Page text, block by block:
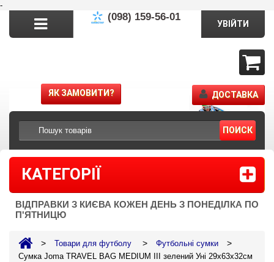
-
(098) 159-56-01
ПОИСК
УВІЙТИ
ЯК ЗАМОВИТИ? ДОСТАВКА
КАТЕГОРІЇ
ВІДПРАВКИ З КИЄВА КОЖЕН ДЕНЬ З ПОНЕДІЛКА ПО
П'ЯТНИЦЮ
> Товари для футболу > Футбольні сумки >
Сумка Joma TRAVEL BAG MEDIUM III зелений Уні 29х63х32см